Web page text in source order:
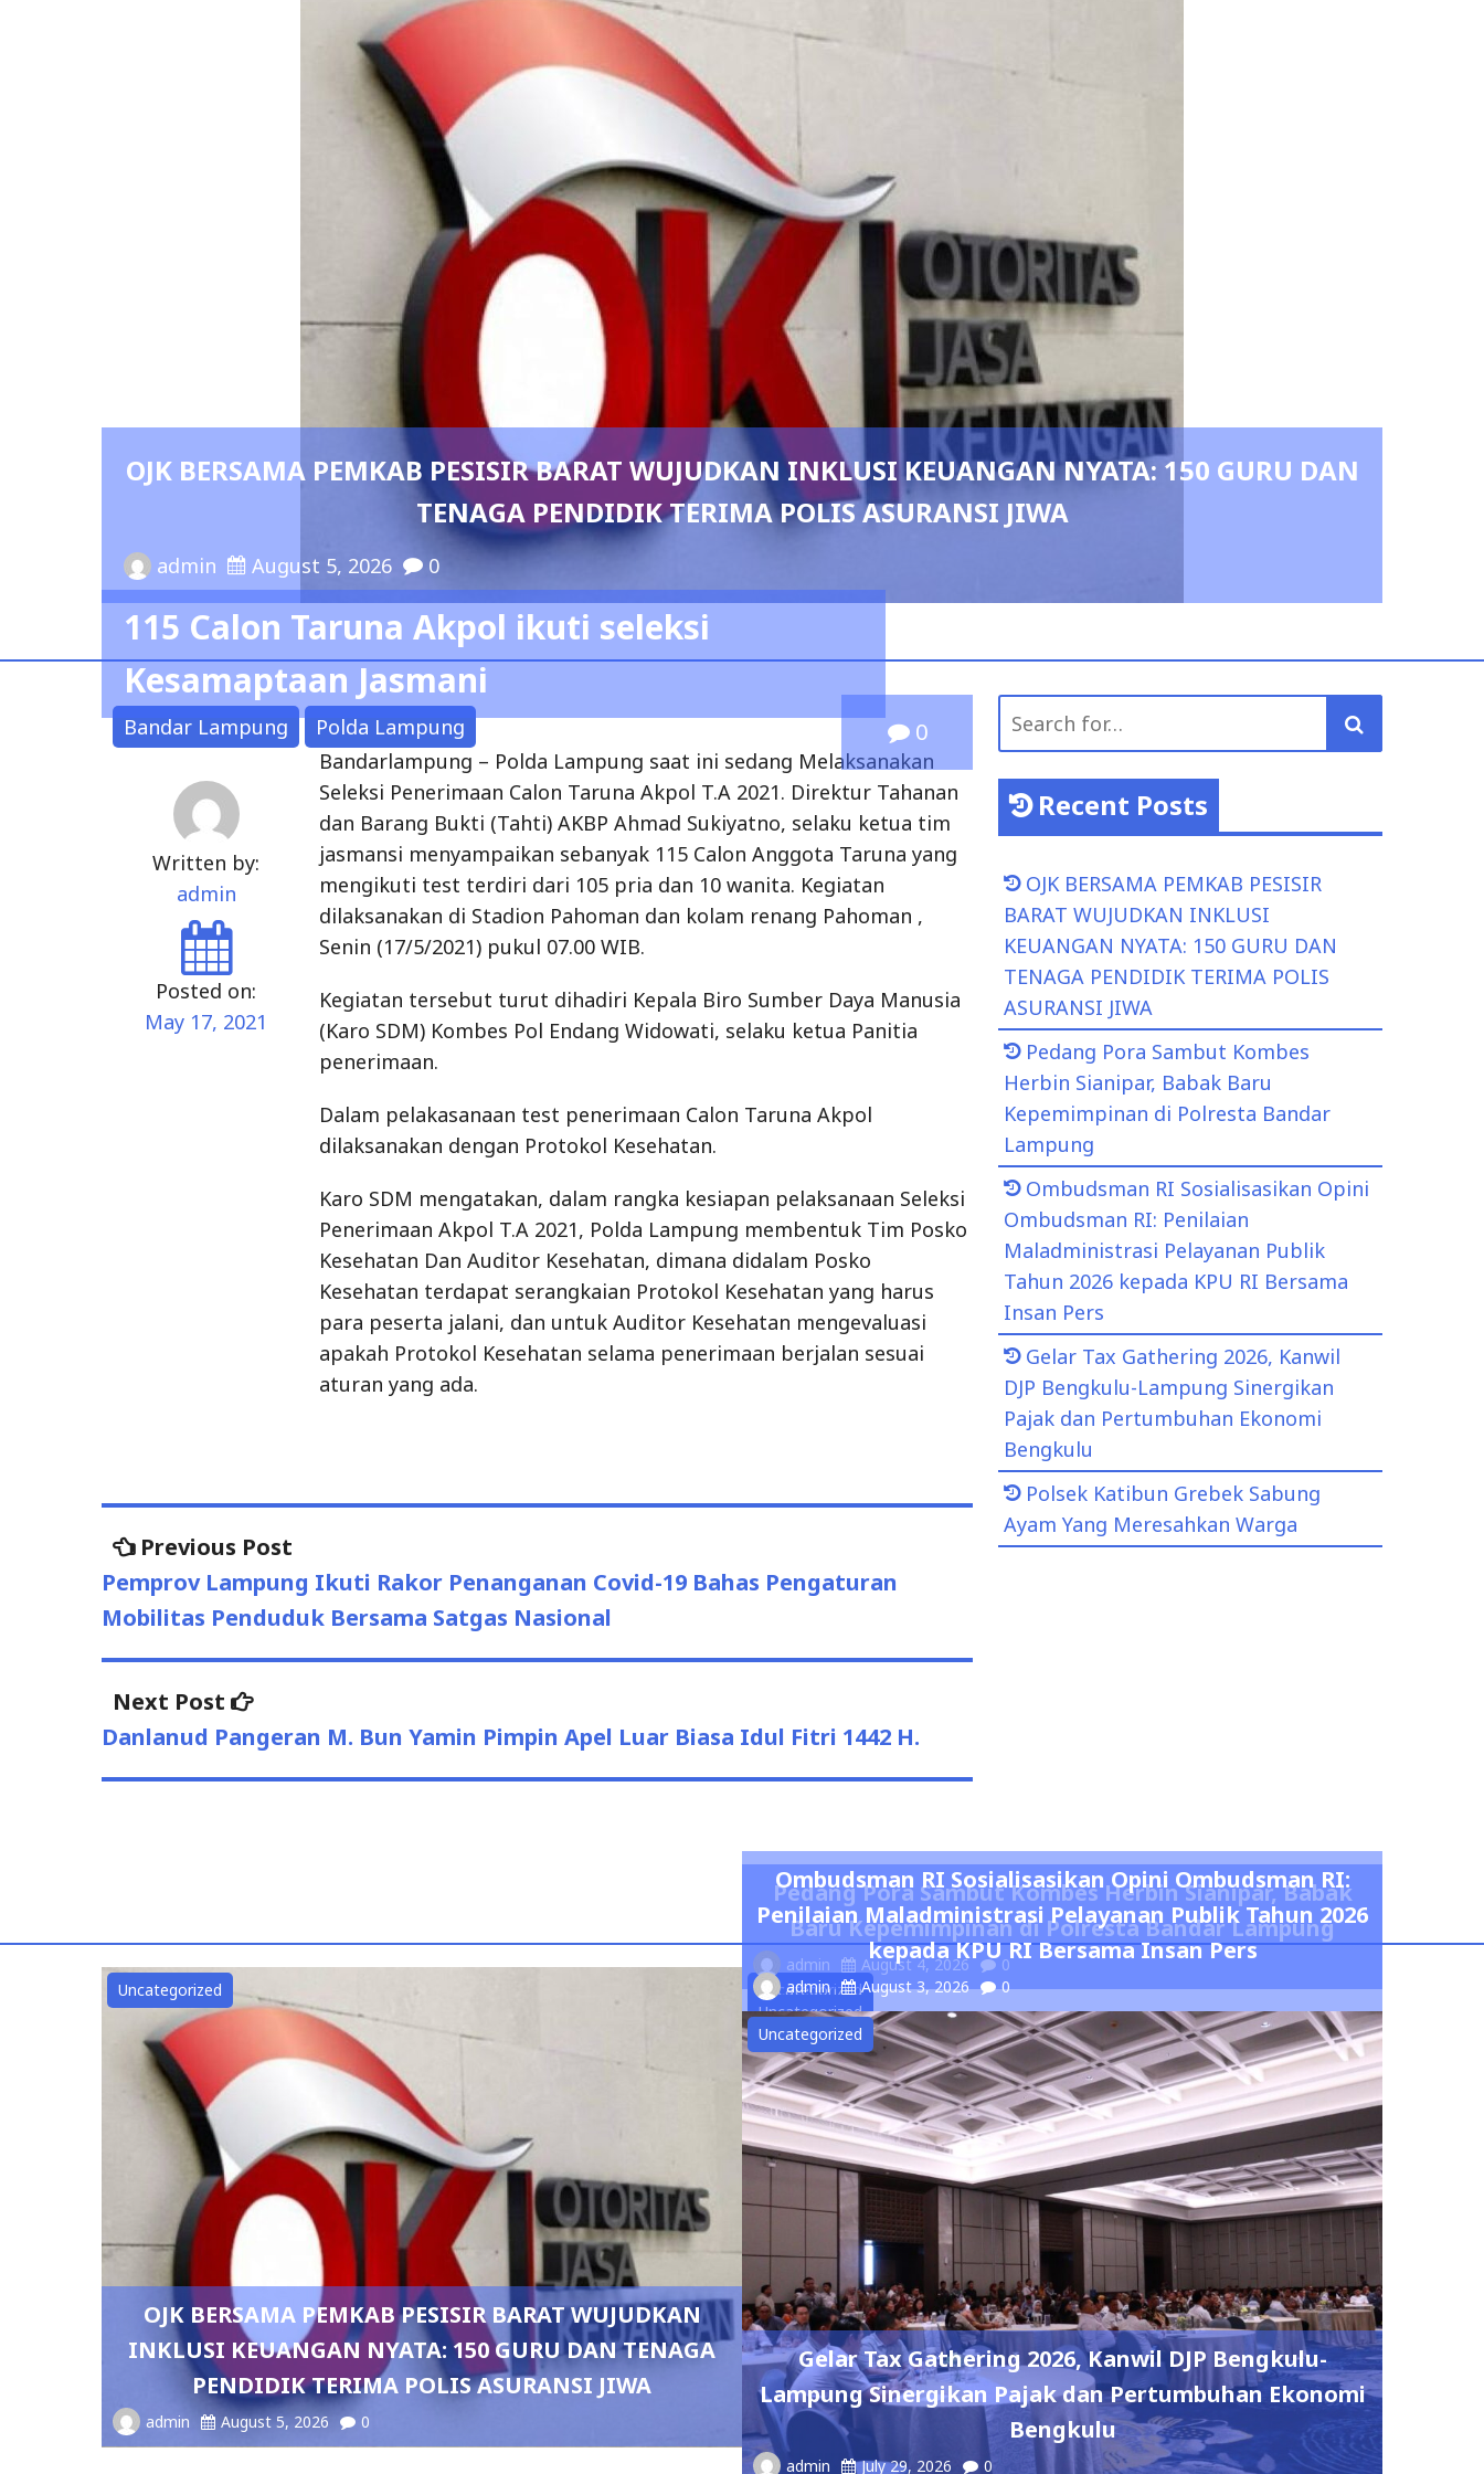
OJK BERSAMA PEMKAB PESISIR BARAT WUJUDKAN INKLUSI KEUANGAN NYATA: 150 GURU DAN
TENAGA PENDIDIK TERIMA POLIS ASURANSI JIWA
admin August 5, 2026 0
Bandar Lampung Polda Lampung 0
115 Calon Taruna Akpol ikuti seleksi
Kesamaptaan Jasmani
Written by:
admin
Posted on:
May 17, 2021
Bandarlampung – Polda Lampung saat ini sedang Melaksanakan
Seleksi Penerimaan Calon Taruna Akpol T.A 2021. Direktur Tahanan
dan Barang Bukti (Tahti) AKBP Ahmad Sukiyatno, selaku ketua tim
jasmansi menyampaikan sebanyak 115 Calon Anggota Taruna yang
mengikuti test terdiri dari 105 pria dan 10 wanita. Kegiatan
dilaksanakan di Stadion Pahoman dan kolam renang Pahoman ,
Senin (17/5/2021) pukul 07.00 WIB.
Kegiatan tersebut turut dihadiri Kepala Biro Sumber Daya Manusia
(Karo SDM) Kombes Pol Endang Widowati, selaku ketua Panitia
penerimaan.
Dalam pelakasanaan test penerimaan Calon Taruna Akpol
dilaksanakan dengan Protokol Kesehatan.
Karo SDM mengatakan, dalam rangka kesiapan pelaksanaan Seleksi
Penerimaan Akpol T.A 2021, Polda Lampung membentuk Tim Posko
Kesehatan Dan Auditor Kesehatan, dimana didalam Posko
Kesehatan terdapat serangkaian Protokol Kesehatan yang harus
para peserta jalani, dan untuk Auditor Kesehatan mengevaluasi
apakah Protokol Kesehatan selama penerimaan berjalan sesuai
aturan yang ada.
Post
navigation
Previous Post
post:
Pemprov Lampung Ikuti Rakor Penanganan Covid-19 Bahas Pengaturan
Mobilitas Penduduk Bersama Satgas Nasional
Next Post
Next
post:
Danlanud Pangeran M. Bun Yamin Pimpin Apel Luar Biasa Idul Fitri 1442 H.
Search
Recent Posts
OJK BERSAMA PEMKAB PESISIR
BARAT WUJUDKAN INKLUSI
KEUANGAN NYATA: 150 GURU DAN
TENAGA PENDIDIK TERIMA POLIS
ASURANSI JIWA
Pedang Pora Sambut Kombes
Herbin Sianipar, Babak Baru
Kepemimpinan di Polresta Bandar
Lampung
Ombudsman RI Sosialisasikan Opini
Ombudsman RI: Penilaian
Maladministrasi Pelayanan Publik
Tahun 2026 kepada KPU RI Bersama
Insan Pers
Gelar Tax Gathering 2026, Kanwil
DJP Bengkulu-Lampung Sinergikan
Pajak dan Pertumbuhan Ekonomi
Bengkulu
Polsek Katibun Grebek Sabung
Ayam Yang Meresahkan Warga
Uncategorized
OJK BERSAMA PEMKAB PESISIR BARAT WUJUDKAN
INKLUSI KEUANGAN NYATA: 150 GURU DAN TENAGA
PENDIDIK TERIMA POLIS ASURANSI JIWA
admin August 5, 2026 0
Uncategorized
Pedang Pora Sambut Kombes Herbin Sianipar, Babak
Baru Kepemimpinan di Polresta Bandar Lampung
admin August 4, 2026 0
Uncategorized
Ombudsman RI Sosialisasikan Opini Ombudsman RI:
Penilaian Maladministrasi Pelayanan Publik Tahun 2026
kepada KPU RI Bersama Insan Pers
admin August 3, 2026 0
Uncategorized
Gelar Tax Gathering 2026, Kanwil DJP Bengkulu-
Lampung Sinergikan Pajak dan Pertumbuhan Ekonomi
Bengkulu
admin July 29, 2026 0